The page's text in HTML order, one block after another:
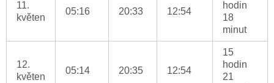
11.
květen
05:16 20:33 12:54
hodin
18
minut
12.
květen
05:14 20:35 12:54
15
hodin
21